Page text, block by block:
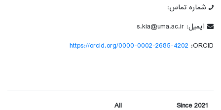
شماره تماس:
ایمیل: s.kia@uma.ac.ir
ORCID:
https://orcid.org/0000-0002-2685-4202
All Since 2021